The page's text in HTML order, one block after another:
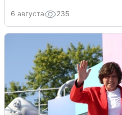
6 августа 235